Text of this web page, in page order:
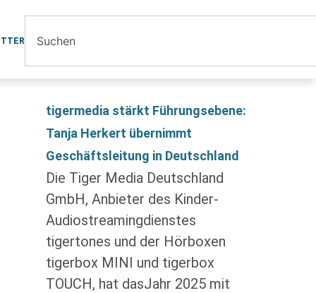
tigermedia stärkt Führungsebene:
Tanja Herkert übernimmt
Geschäftsleitung in Deutschland
Die Tiger Media Deutschland
GmbH, Anbieter des Kinder-
Audiostreamingdienstes
tigertones und der Hörboxen
tigerbox MINI und tigerbox
TOUCH, hat dasJahr 2025 mit